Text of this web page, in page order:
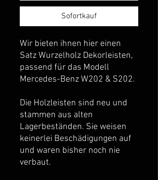
Sofortkauf
Wir bieten ihnen hier einen
Satz Wurzelholz Dekorleisten,
passend für das Modell
Mercedes-Benz W202 & S202.
Die Holzleisten sind neu und
stammen aus alten
Lagerbeständen. Sie weisen
keinerlei Beschädigungen auf
und waren bisher noch nie
verbaut.